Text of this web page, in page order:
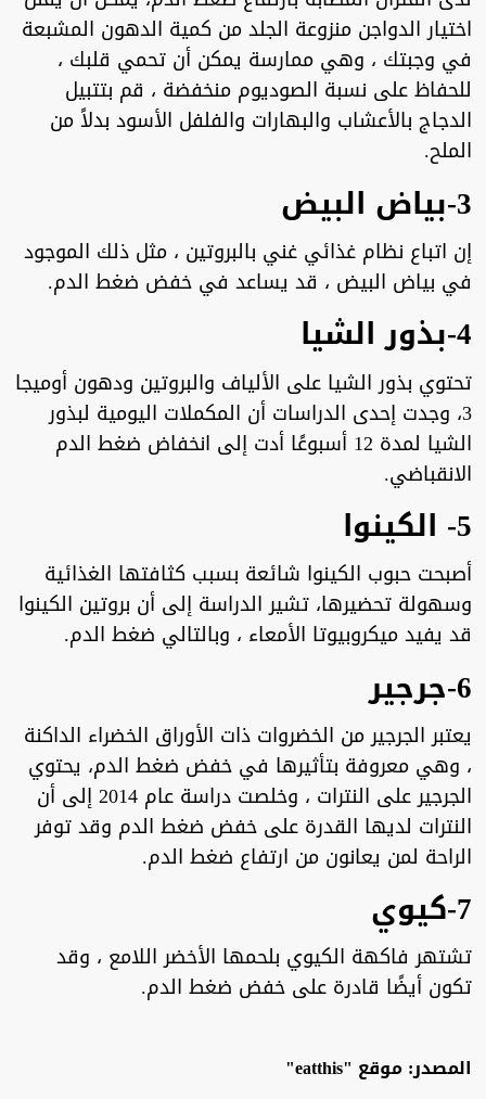
اختيار الدواجن منزوعة الجلد من كمية الدهون المشبعة
في وجبتك ، وهي ممارسة يمكن أن تحمي قلبك ،
للحفاظ على نسبة الصوديوم منخفضة ، قم بتتبيل
الدجاج بالأعشاب والبهارات والفلفل الأسود بدلاً من
الملح.
3-بياض البيض
إن اتباع نظام غذائي غني بالبروتين ، مثل ذلك الموجود
في بياض البيض ، قد يساعد في خفض ضغط الدم.
4-بذور الشيا
تحتوي بذور الشيا على الألياف والبروتين ودهون أوميجا
3، وجدت إحدى الدراسات أن المكملات اليومية لبذور
الشيا لمدة 12 أسبوعًا أدت إلى انخفاض ضغط الدم
الانقباضي.
5- الكينوا
أصبحت حبوب الكينوا شائعة بسبب كثافتها الغذائية
وسهولة تحضيرها، تشير الدراسة إلى أن بروتين الكينوا
قد يفيد ميكروبيوتا الأمعاء ، وبالتالي ضغط الدم.
6-جرجير
يعتبر الجرجير من الخضروات ذات الأوراق الخضراء الداكنة
، وهي معروفة بتأثيرها في خفض ضغط الدم، يحتوي
الجرجير على النترات ، وخلصت دراسة عام 2014 إلى أن
النترات لديها القدرة على خفض ضغط الدم وقد توفر
الراحة لمن يعانون من ارتفاع ضغط الدم.
7-كيوي
تشتهر فاكهة الكيوي بلحمها الأخضر اللامع ، وقد
تكون أيضًا قادرة على خفض ضغط الدم.
المصدر: موقع "eatthis"